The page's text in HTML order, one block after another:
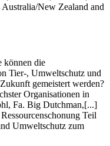
New Zealand and
können die
Tier-, Umweltschutz und
gemeistert werden?
Organisationen in
Fa. Big Dutchman,[...]
Teil
Umweltschutz zum